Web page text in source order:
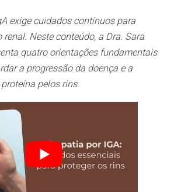
exige cuidados contínuos para
renal. Neste conteúdo, a Dra. Sara
quatro orientações fundamentais
a progressão da doença e a
pelos rins.